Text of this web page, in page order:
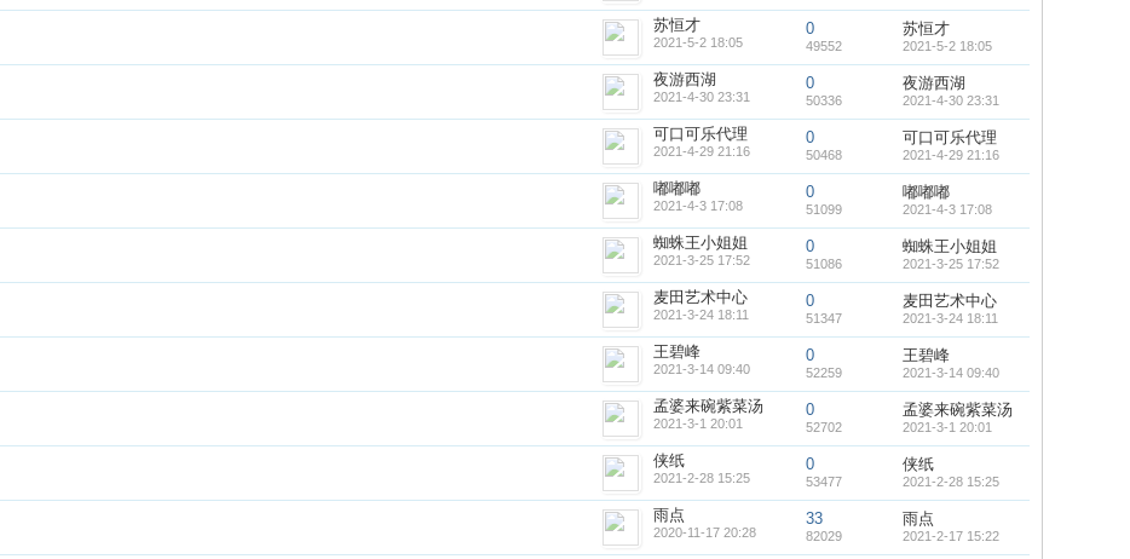
苏恒才
2021-5-2 18:05
0
49552
苏恒才
2021-5-2 18:05
夜游西湖
2021-4-30 23:31
0
50336
夜游西湖
2021-4-30 23:31
可口可乐代理
2021-4-29 21:16
0
50468
可口可乐代理
2021-4-29 21:16
嘟嘟嘟
2021-4-3 17:08
0
51099
嘟嘟嘟
2021-4-3 17:08
蜘蛛王小姐姐
2021-3-25 17:52
0
51086
蜘蛛王小姐姐
2021-3-25 17:52
麦田艺术中心
2021-3-24 18:11
0
51347
麦田艺术中心
2021-3-24 18:11
王碧峰
2021-3-14 09:40
0
52259
王碧峰
2021-3-14 09:40
孟婆来碗紫菜汤
2021-3-1 20:01
0
52702
孟婆来碗紫菜汤
2021-3-1 20:01
侠纸
2021-2-28 15:25
0
53477
侠纸
2021-2-28 15:25
雨点
2020-11-17 20:28
33
82029
雨点
2021-2-17 15:22